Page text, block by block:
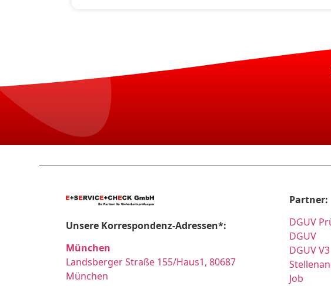
Unsere Korrespondenz-Adressen*:
München
Landsberger Straße 155/Haus1, 80687
München
Partner:
DGUV
DGUV
DGUV V3
Job